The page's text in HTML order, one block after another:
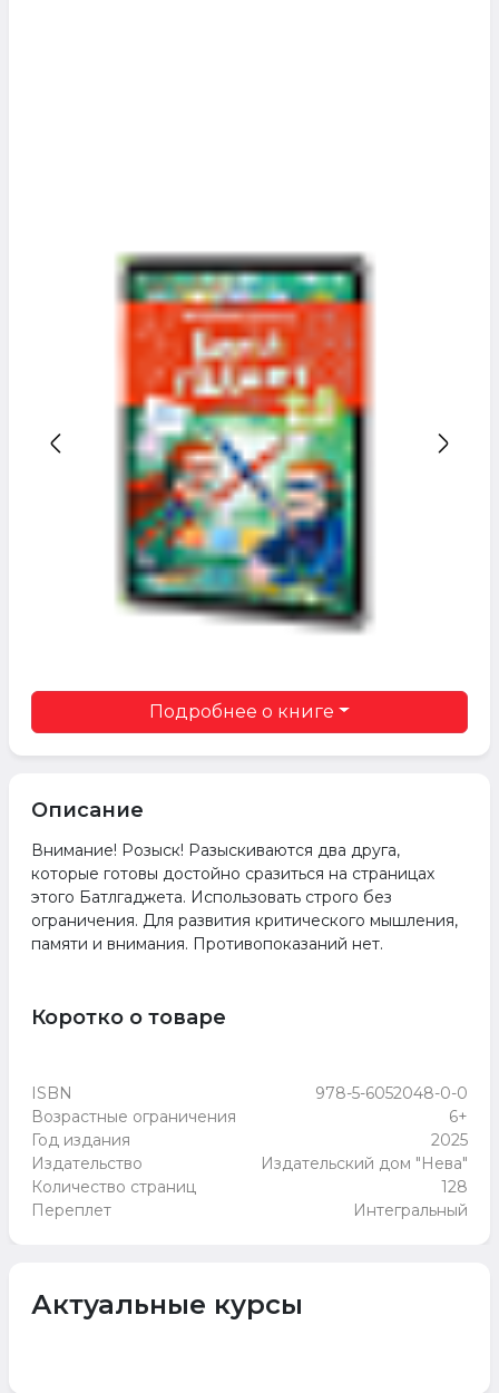
Подробнее о книге
Описание
Внимание! Розыск! Разыскиваются два друга,
которые готовы достойно сразиться на страницах
этого Батлгаджета. Использовать строго без
ограничения. Для развития критического мышления,
памяти и внимания. Противопоказаний нет.
Коротко о товаре
ISBN
Возрастные ограничения
Год издания
Издательство
Количество страниц
Переплет
978-5-6052048-0-0
6+
2025
Издательский дом "Нева"
128
Интегральный
Актуальные курсы